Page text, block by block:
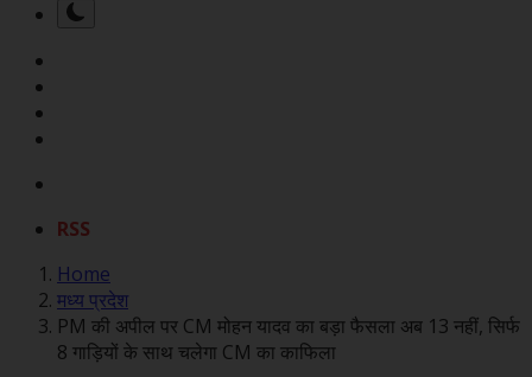
RSS
Home
मध्य प्रदेश
PM की अपील पर CM मोहन यादव का बड़ा फैसला अब 13 नहीं, सिर्फ
8 गाड़ियों के साथ चलेगा CM का काफिला